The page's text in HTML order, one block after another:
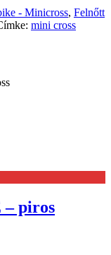
- Minicross, Felnőtt
mini cross
– piros